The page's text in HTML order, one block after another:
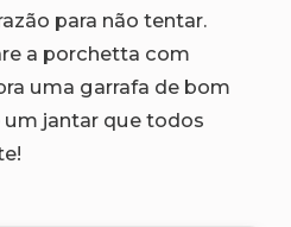
para não tentar.
a porchetta com
uma garrafa de bom
jantar que todos